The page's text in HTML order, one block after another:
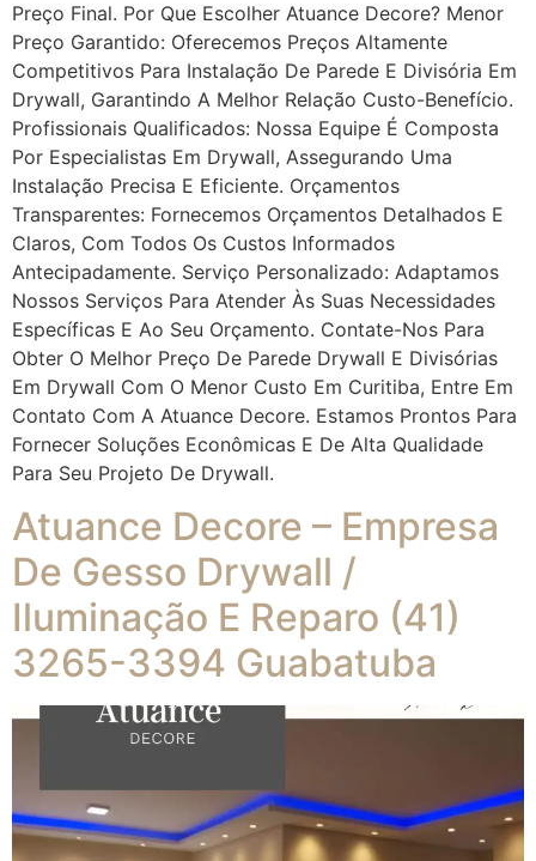
Preço Final. Por Que Escolher Atuance Decore? Menor
Preço Garantido: Oferecemos Preços Altamente
Competitivos Para Instalação De Parede E Divisória Em
Drywall, Garantindo A Melhor Relação Custo-Benefício.
Profissionais Qualificados: Nossa Equipe É Composta
Por Especialistas Em Drywall, Assegurando Uma
Instalação Precisa E Eficiente. Orçamentos
Transparentes: Fornecemos Orçamentos Detalhados E
Claros, Com Todos Os Custos Informados
Antecipadamente. Serviço Personalizado: Adaptamos
Nossos Serviços Para Atender Às Suas Necessidades
Específicas E Ao Seu Orçamento. Contate-Nos Para
Obter O Melhor Preço De Parede Drywall E Divisórias
Em Drywall Com O Menor Custo Em Curitiba, Entre Em
Contato Com A Atuance Decore. Estamos Prontos Para
Fornecer Soluções Econômicas E De Alta Qualidade
Para Seu Projeto De Drywall.
Atuance Decore – Empresa
De Gesso Drywall /
Iluminação E Reparo (41)
3265-3394 Guabatuba